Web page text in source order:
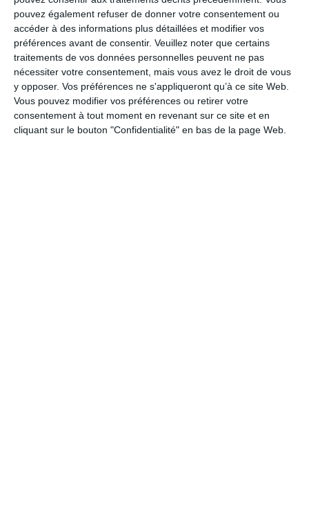
pouvez également refuser de donner votre consentement ou
accéder à des informations plus détaillées et modifier vos
préférences avant de consentir. Veuillez noter que certains
traitements de vos données personnelles peuvent ne pas
nécessiter votre consentement, mais vous avez le droit de vous
y opposer. Vos préférences ne s'appliqueront qu’à ce site Web.
Vous pouvez modifier vos préférences ou retirer votre
consentement à tout moment en revenant sur ce site et en
cliquant sur le bouton "Confidentialité" en bas de la page Web.
Je pense à toi !
#AMOUR #AMITIÉ #FAMILLE #PENSÉE #FLEUR #FEMME #GENTILLESSE